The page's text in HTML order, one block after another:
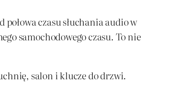
czasu słuchania audio w
samochodowego czasu. To nie
salon i klucze do drzwi.